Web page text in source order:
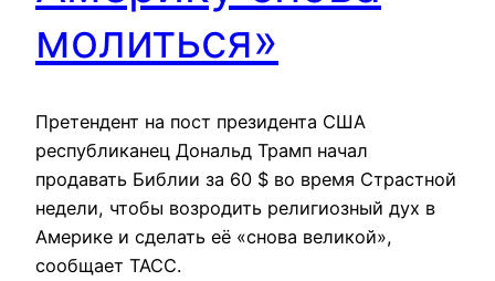
молиться»
Претендент на пост президента США
республиканец Дональд Трамп начал
продавать Библии за 60 $ во время Страстной
недели, чтобы возродить религиозный дух в
Америке и сделать её «снова великой»,
сообщает ТАСС.